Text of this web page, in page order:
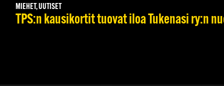
MIEHET, UUTISET
TPS:n kausikortit tuovat iloa Tukenasi ry:n